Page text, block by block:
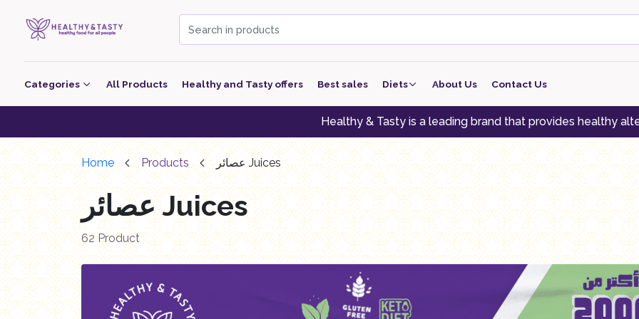
Categories
Bakery
معجنات Pastry
Grocery
Dairy
Nutritional Energy Bars
Poultry
All Products Healthy and Tasty offers Best sales Diets
low carb
low protein
Vegan
vegeterian
About Us Contact Us
Healthy & Tasty is a leading brand that provides healthy alternatives to
Home Products عصائر Juices
عصائر Juices
62 Product